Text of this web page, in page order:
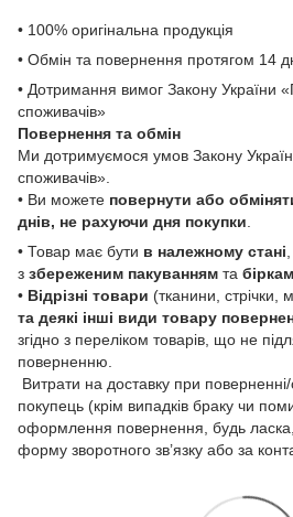
• 100% оригінальна продукція
• Обмін та повернення протягом 14
• Дотримання вимог Закону України
споживачів»
Повернення та обмін
Ми дотримуємося умов Закону
споживачів».
• Ви можете повернути або
днів, не рахуючи дня покупки
• Товар має бути в належному стані
з збереженим пакуванням та
• Відрізні товари (тканини, стрічки,
та деякі інші види товару
згідно з переліком товарів, що не
поверненню.
Витрати на доставку при
покупець (крім випадків браку чи
оформлення повернення, будь ласка,
форму зворотного зв’язку або за